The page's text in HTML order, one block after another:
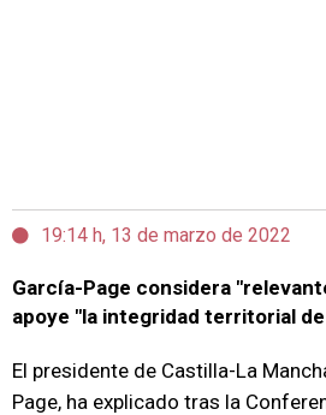
19:14 h, 13 de marzo de 2022
García-Page considera
apoye "la integridad territorial
El presidente de Castilla-La
Page, ha explicado tras la